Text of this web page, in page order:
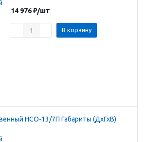
14 976₽/шт
В корзину
HCO-13/7П Габариты (ДхГхВ)